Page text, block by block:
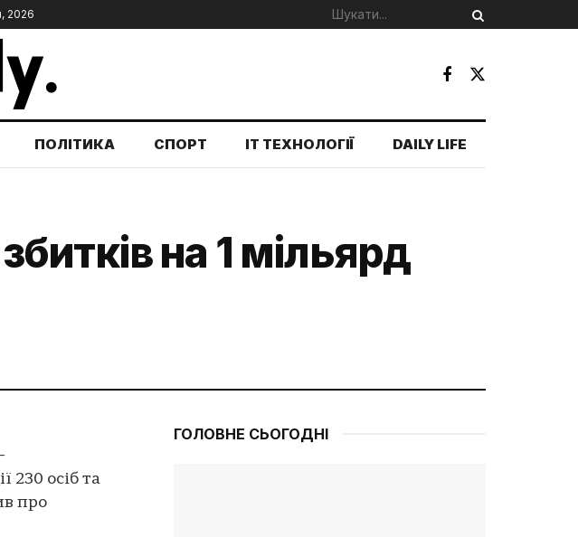
2026
ПОЛІТИКА СПОРТ IT ТЕХНОЛОГІЇ DAILY LIFE
на 1 мільярд
230 осіб та
про
ГОЛОВНЕ СЬОГОДНІ